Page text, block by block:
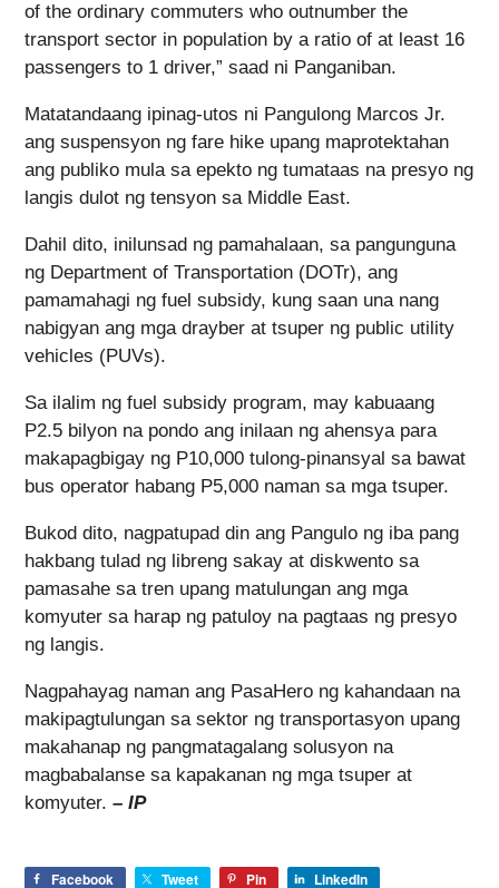
of the ordinary commuters who outnumber the
transport sector in population by a ratio of at least 16
passengers to 1 driver,” saad ni Panganiban.
Matatandaang ipinag-utos ni Pangulong Marcos Jr.
ang suspensyon ng fare hike upang maprotektahan
ang publiko mula sa epekto ng tumataas na presyo ng
langis dulot ng tensyon sa Middle East.
Dahil dito, inilunsad ng pamahalaan, sa pangunguna
ng Department of Transportation (DOTr), ang
pamamahagi ng fuel subsidy, kung saan una nang
nabigyan ang mga drayber at tsuper ng public utility
vehicles (PUVs).
Sa ilalim ng fuel subsidy program, may kabuaang
P2.5 bilyon na pondo ang inilaan ng ahensya para
makapagbigay ng P10,000 tulong-pinansyal sa bawat
bus operator habang P5,000 naman sa mga tsuper.
Bukod dito, nagpatupad din ang Pangulo ng iba pang
hakbang tulad ng libreng sakay at diskwento sa
pamasahe sa tren upang matulungan ang mga
komyuter sa harap ng patuloy na pagtaas ng presyo
ng langis.
Nagpahayag naman ang PasaHero ng kahandaan na
makipagtulungan sa sektor ng transportasyon upang
makahanap ng pangmatagalang solusyon na
magbabalanse sa kapakanan ng mga tsuper at
komyuter. – IP
Facebook Tweet Pin LinkedIn